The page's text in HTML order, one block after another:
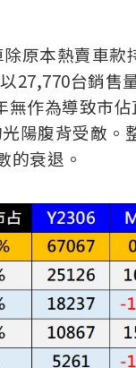
原本熱賣車款
27,770台銷售
無作為導致市
陽腹背受敵。
的衰退。